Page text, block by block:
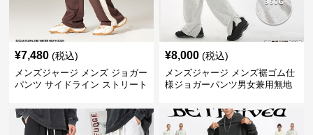
¥7,480 (税込)
メンズジャージ メンズ ジョガー
パンツ サイドライン ストリート
¥8,000 (税込)
メンズジャージ メンズ裾ゴム仕
様ジョガーパンツ男女兼用無地